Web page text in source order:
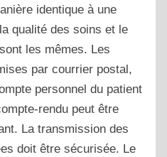
identique à une
qualité des soins et le
les mêmes. Les
par courrier postal,
personnel du patient
rendu peut être
La transmission des
doit être sécurisée. Le